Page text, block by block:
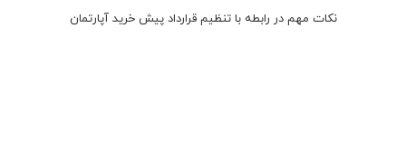
نکات مهم در رابطه با تنظیم قرارداد پیش خرید آپارتمان